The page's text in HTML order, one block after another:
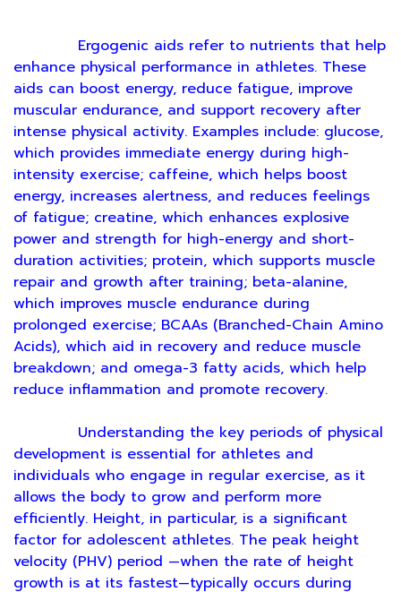
Ergogenic aids refer to nutrients that help
enhance physical performance in athletes. These
aids can boost energy, reduce fatigue, improve
muscular endurance, and support recovery after
intense physical activity. Examples include: glucose,
which provides immediate energy during high-
intensity exercise; caffeine, which helps boost
energy, increases alertness, and reduces feelings
of fatigue; creatine, which enhances explosive
power and strength for high-energy and short-
duration activities; protein, which supports muscle
repair and growth after training; beta-alanine,
which improves muscle endurance during
prolonged exercise; BCAAs (Branched-Chain Amino
Acids), which aid in recovery and reduce muscle
breakdown; and omega-3 fatty acids, which help
reduce inflammation and promote recovery.
Understanding the key periods of physical
development is essential for athletes and
individuals who engage in regular exercise, as it
allows the body to grow and perform more
efficiently. Height, in particular, is a significant
factor for adolescent athletes. The peak height
velocity (PHV) period —when the rate of height
growth is at its fastest—typically occurs during